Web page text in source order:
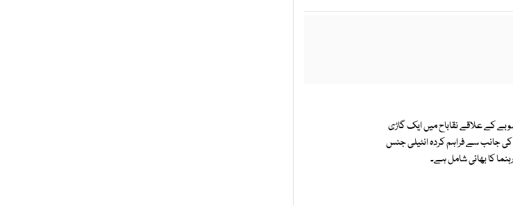
کے علاقے نقاباح میں ایک گاڑی
کی جانب سے فراہم کردہ انٹیلی جنس